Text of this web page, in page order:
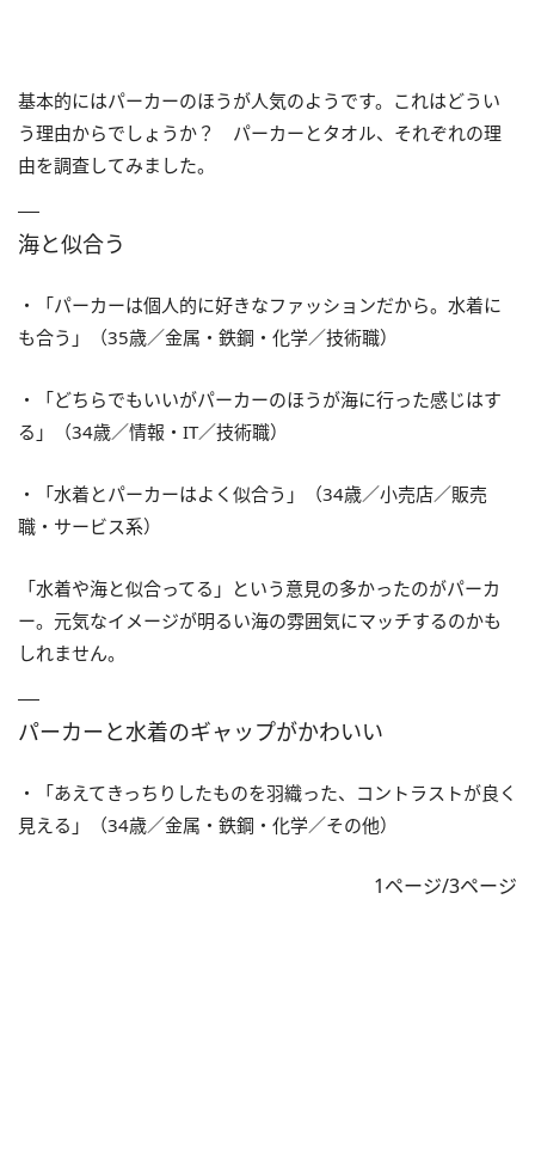
基本的にはパーカーのほうが人気のようです。これはどうい
う理由からでしょうか？ パーカーとタオル、それぞれの理
由を調査してみました。
海と似合う
・「パーカーは個人的に好きなファッションだから。水着に
も合う」（35歳／金属・鉄鋼・化学／技術職）
・「どちらでもいいがパーカーのほうが海に行った感じはす
る」（34歳／情報・IT／技術職）
・「水着とパーカーはよく似合う」（34歳／小売店／販売
職・サービス系）
「水着や海と似合ってる」という意見の多かったのがパーカ
ー。元気なイメージが明るい海の雰囲気にマッチするのかも
しれません。
パーカーと水着のギャップがかわいい
・「あえてきっちりしたものを羽織った、コントラストが良く
見える」（34歳／金属・鉄鋼・化学／その他）
1ページ/3ページ